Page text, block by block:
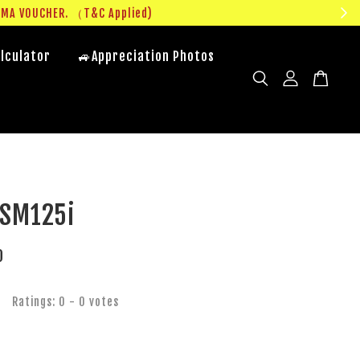
🚙Appreciation Photos
Ratings: 0 - 0 votes